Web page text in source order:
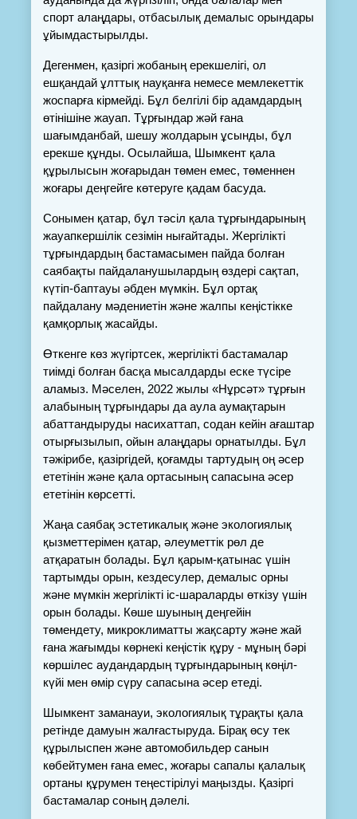
спорт алаңдары, отбасылық демалыс орындары
ұйымдастырылды.
Дегенмен, қазіргі жобаның ерекшелігі, ол
ешқандай ұлттық науқанға немесе мемлекеттік
жоспарға кірмейді. Бұл белгілі бір адамдардың
өтінішіне жауап. Тұрғындар жәй ғана
шағымданбай, шешу жолдарын ұсынды, бұл
ерекше құнды. Осылайша, Шымкент қала
құрылысын жоғарыдан төмен емес, төменнен
жоғары деңгейге көтеруге қадам басуда.
Сонымен қатар, бұл тәсіл қала тұрғындарының
жауапкершілік сезімін нығайтады. Жергілікті
тұрғындардың бастамасымен пайда болған
саябақты пайдаланушылардың өздері сақтап,
күтіп-баптауы әбден мүмкін. Бұл ортақ
пайдалану мәдениетін және жалпы кеңістікке
қамқорлық жасайды.
Өткенге көз жүгіртсек, жергілікті бастамалар
тиімді болған басқа мысалдарды еске түсіре
аламыз. Мәселен, 2022 жылы «Нұрсәт» тұрғын
алабының тұрғындары да аула аумақтарын
абаттандыруды насихаттап, содан кейін ағаштар
отырғызылып, ойын алаңдары орнатылды. Бұл
тәжірибе, қазіргідей, қоғамды тартудың оң әсер
ететінін және қала ортасының сапасына әсер
ететінін көрсетті.
Жаңа саябақ эстетикалық және экологиялық
қызметтерімен қатар, әлеуметтік рөл де
атқаратын болады. Бұл қарым-қатынас үшін
тартымды орын, кездесулер, демалыс орны
және мүмкін жергілікті іс-шараларды өткізу үшін
орын болады. Көше шуының деңгейін
төмендету, микроклиматты жақсарту және жай
ғана жағымды көрнекі кеңістік құру - мұның бәрі
көршілес аудандардың тұрғындарының көңіл-
күйі мен өмір сүру сапасына әсер етеді.
Шымкент заманауи, экологиялық тұрақты қала
ретінде дамуын жалғастыруда. Бірақ өсу тек
құрылыспен және автомобильдер санын
көбейтумен ғана емес, жоғары сапалы қалалық
ортаны құрумен теңестірілуі маңызды. Қазіргі
бастамалар соның дәлелі.